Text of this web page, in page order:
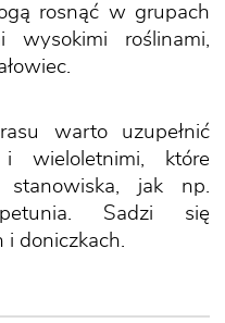
rosnąć w grupach
wysokimi roślinami,
warto uzupełnić
i wieloletnimi, które
stanowiska, jak np.
Sadzi się
doniczkach.